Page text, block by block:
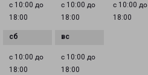
с 10:00 до
18:00
с 10:00 до
18:00
с 10:00 до
18:00
с 10:00 до
18:00
с 10:00 до
18:00